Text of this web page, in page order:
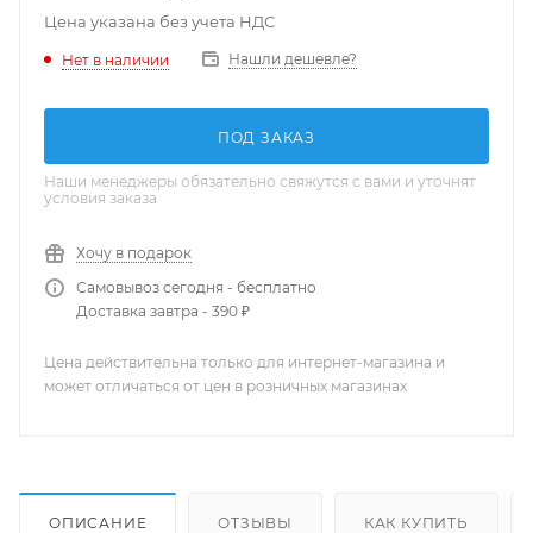
Цена указана без учета НДС
Нет в наличии Нашли дешевле?
ПОД ЗАКАЗ
Наши менеджеры обязательно свяжутся с вами и уточнят
условия заказа
Хочу в подарок
Самовывоз сегодня - бесплатно
Доставка завтра - 390 ₽
Цена действительна только для интернет-магазина и
может отличаться от цен в розничных магазинах
ОПИСАНИЕ ОТЗЫВЫ КАК КУПИТЬ